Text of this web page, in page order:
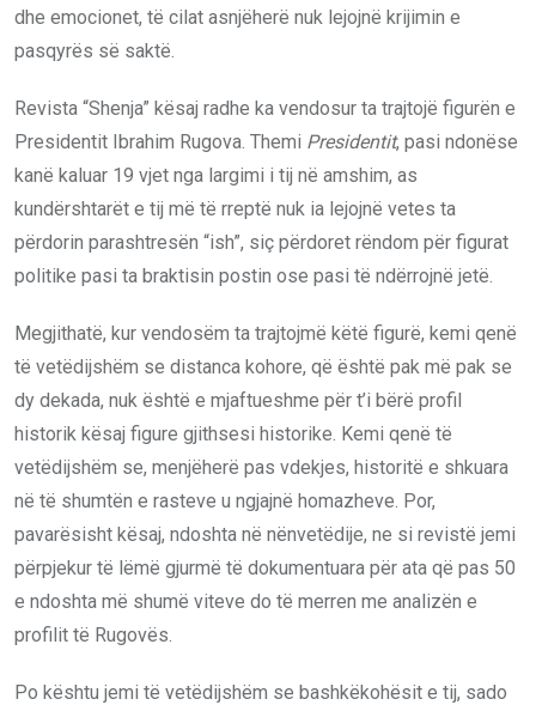
dhe emocionet, të cilat asnjëherë nuk lejojnë krijimin e
pasqyrës së saktë.
Revista “Shenja” kësaj radhe ka vendosur ta trajtojë figurën e
Presidentit Ibrahim Rugova. Themi Presidentit, pasi ndonëse
kanë kaluar 19 vjet nga largimi i tij në amshim, as
kundërshtarët e tij më të rreptë nuk ia lejojnë vetes ta
përdorin parashtresën “ish”, siç përdoret rëndom për figurat
politike pasi ta braktisin postin ose pasi të ndërrojnë jetë.
Megjithatë, kur vendosëm ta trajtojmë këtë figurë, kemi qenë
të vetëdijshëm se distanca kohore, që është pak më pak se
dy dekada, nuk është e mjaftueshme për t’i bërë profil
historik kësaj figure gjithsesi historike. Kemi qenë të
vetëdijshëm se, menjëherë pas vdekjes, historitë e shkuara
në të shumtën e rasteve u ngjajnë homazheve. Por,
pavarësisht kësaj, ndoshta në nënvetëdije, ne si revistë jemi
përpjekur të lëmë gjurmë të dokumentuara për ata që pas 50
e ndoshta më shumë viteve do të merren me analizën e
profilit të Rugovës.
Po kështu jemi të vetëdijshëm se bashkëkohësit e tij, sado